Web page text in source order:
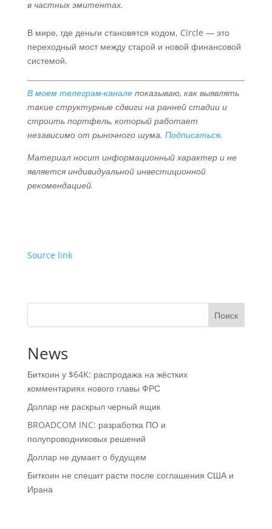
в частных эмитентах.
В мире, где деньги становятся кодом, Circle — это
переходный мост между старой и новой финансовой
системой.
В моем телеграм-каналепоказываю, как выявлять
такие структурные сдвиги на ранней стадии и
строить портфель, который работает
независимо от рыночного шума. Подписаться.
Материал носит информационный характер и не
является индивидуальной инвестиционной
рекомендацией.
Source link
Поиск
News
Биткоин у $64K: распродажа на жёстких
комментариях нового главы ФРС
Доллар не раскрыл черный ящик
BROADCOM INC: разработка ПО и
полупроводниковых решений
Доллар не думает о будущем
Биткоин не спешит расти после соглашения США и
Ирана